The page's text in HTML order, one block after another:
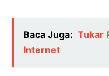
Baca Juga: Tukar
Internet